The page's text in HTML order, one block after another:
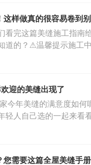
这样做真的很容易卷到
看完这篇美缝施工指南
道的？⚠温馨提示施工
迎的美缝出现了
今年美缝的满意度如
轻人自己选的一起来看
您需要这篇全屋美缝手册